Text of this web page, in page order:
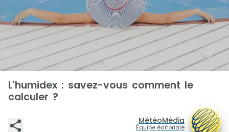
L'humidex : savez-vous comment le
calculer ?
MétéoMédia
Équipe éditoriale